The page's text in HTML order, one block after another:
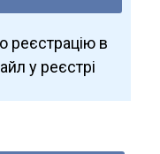
реєстрацію в
у реєстрі